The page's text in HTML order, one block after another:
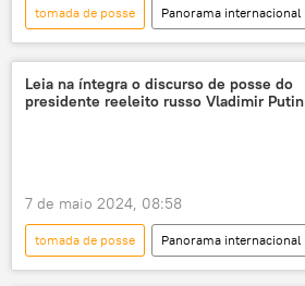
tomada de posse
Panorama internacional
Américas
Donald Trump
Vladimir Zelensky
Xi Jinping
Estados Unidos
Flórida
EUA
Ucrânia
Leia na íntegra o discurso de posse do
presidente reeleito russo Vladimir Putin
7 de maio 2024, 08:58
tomada de posse
Panorama internacional
posse presidencial
Vladimir Putin